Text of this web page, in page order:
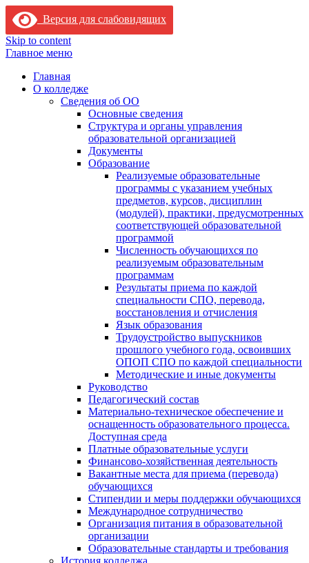
Версия для слабовидящих
Skip to content
Главное меню
Главная
О колледже
Сведения об ОО
Основные сведения
Структура и органы управления
образовательной организацией
Документы
Образование
Реализуемые образовательные
программы с указанием учебных
предметов, курсов, дисциплин
(модулей), практики, предусмотренных
соответствующей образовательной
программой
Численность обучающихся по
реализуемым образовательным
программам
Результаты приема по каждой
специальности СПО, перевода,
восстановления и отчисления
Язык образования
Трудоустройство выпускников
прошлого учебного года, освоивших
ОПОП СПО по каждой специальности
Методические и иные документы
Руководство
Педагогический состав
Материально-техническое обеспечение и
оснащенность образовательного процесса.
Доступная среда
Платные образовательные услуги
Финансово-хозяйственная деятельность
Вакантные места для приема (перевода)
обучающихся
Стипендии и меры поддержки обучающихся
Международное сотрудничество
Организация питания в образовательной
организации
Образовательные стандарты и требования
История колледжа